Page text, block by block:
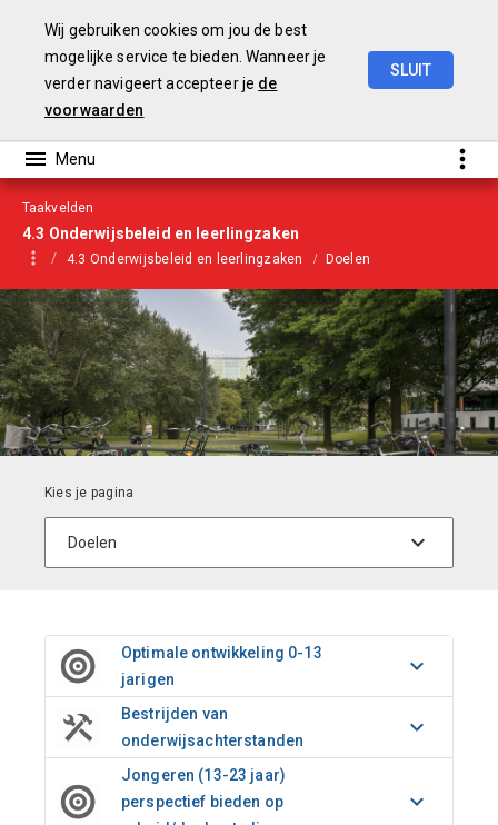
Taakvelden
4.3 Onderwijsbeleid en leerlingzaken
4.3 Onderwijsbeleid en leerlingzaken Doelen
Optimale ontwikkeling 0-13
jarigen
Bestrijden van
onderwijsachterstanden
Jongeren (13-23 jaar)
perspectief bieden op
Wij gebruiken cookies om jou de best
mogelijke service te bieden. Wanneer je
verder navigeert accepteer je de
voorwaarden
SLUIT